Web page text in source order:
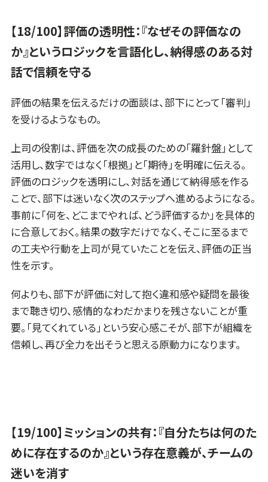
【18/100】評価の透明性：『なぜその評価なの
か』というロジックを言語化し、納得感のある対
話で信頼を守る
評価の結果を伝えるだけの面談は、部下にとって「審判」
を受けるようなもの。
上司の役割は、評価を次の成長のための「羅針盤」として
活用し、数字ではなく「根拠」と「期待」を明確に伝える。
評価のロジックを透明にし、対話を通じて納得感を作る
ことで、部下は迷いなく次のステップへ進めるようになる。
事前に「何を、どこまでやれば、どう評価するか」を具体的
に合意しておく。結果の数字だけでなく、そこに至るまで
の工夫や行動を上司が見ていたことを伝え、評価の正当
性を示す。
何よりも、部下が評価に対して抱く違和感や疑問を最後
まで聴き切り、感情的なわだかまりを残さないことが重
要。「見てくれている」という安心感こそが、部下が組織を
信頼し、再び全力を出そうと思える原動力になります。
【19/100】ミッションの共有：『自分たちは何のた
めに存在するのか』という存在意義が、チームの
迷いを消す